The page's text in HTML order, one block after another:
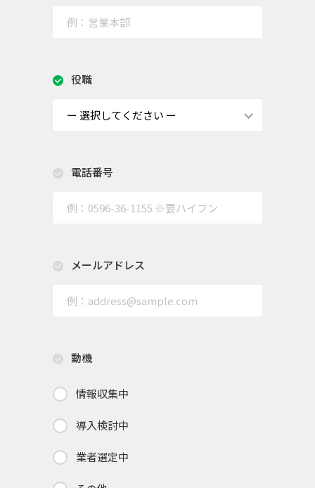
役職
電話番号
メールアドレス
動機
情報収集中
導入検討中
業者選定中